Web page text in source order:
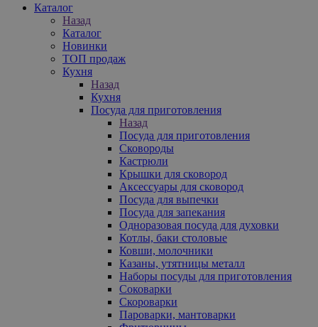
Каталог
Назад
Каталог
Новинки
ТОП продаж
Кухня
Назад
Кухня
Посуда для приготовления
Назад
Посуда для приготовления
Сковороды
Кастрюли
Крышки для сковород
Аксессуары для сковород
Посуда для выпечки
Посуда для запекания
Одноразовая посуда для духовки
Котлы, баки столовые
Ковши, молочники
Казаны, утятницы металл
Наборы посуды для приготовления
Соковарки
Скороварки
Пароварки, мантоварки